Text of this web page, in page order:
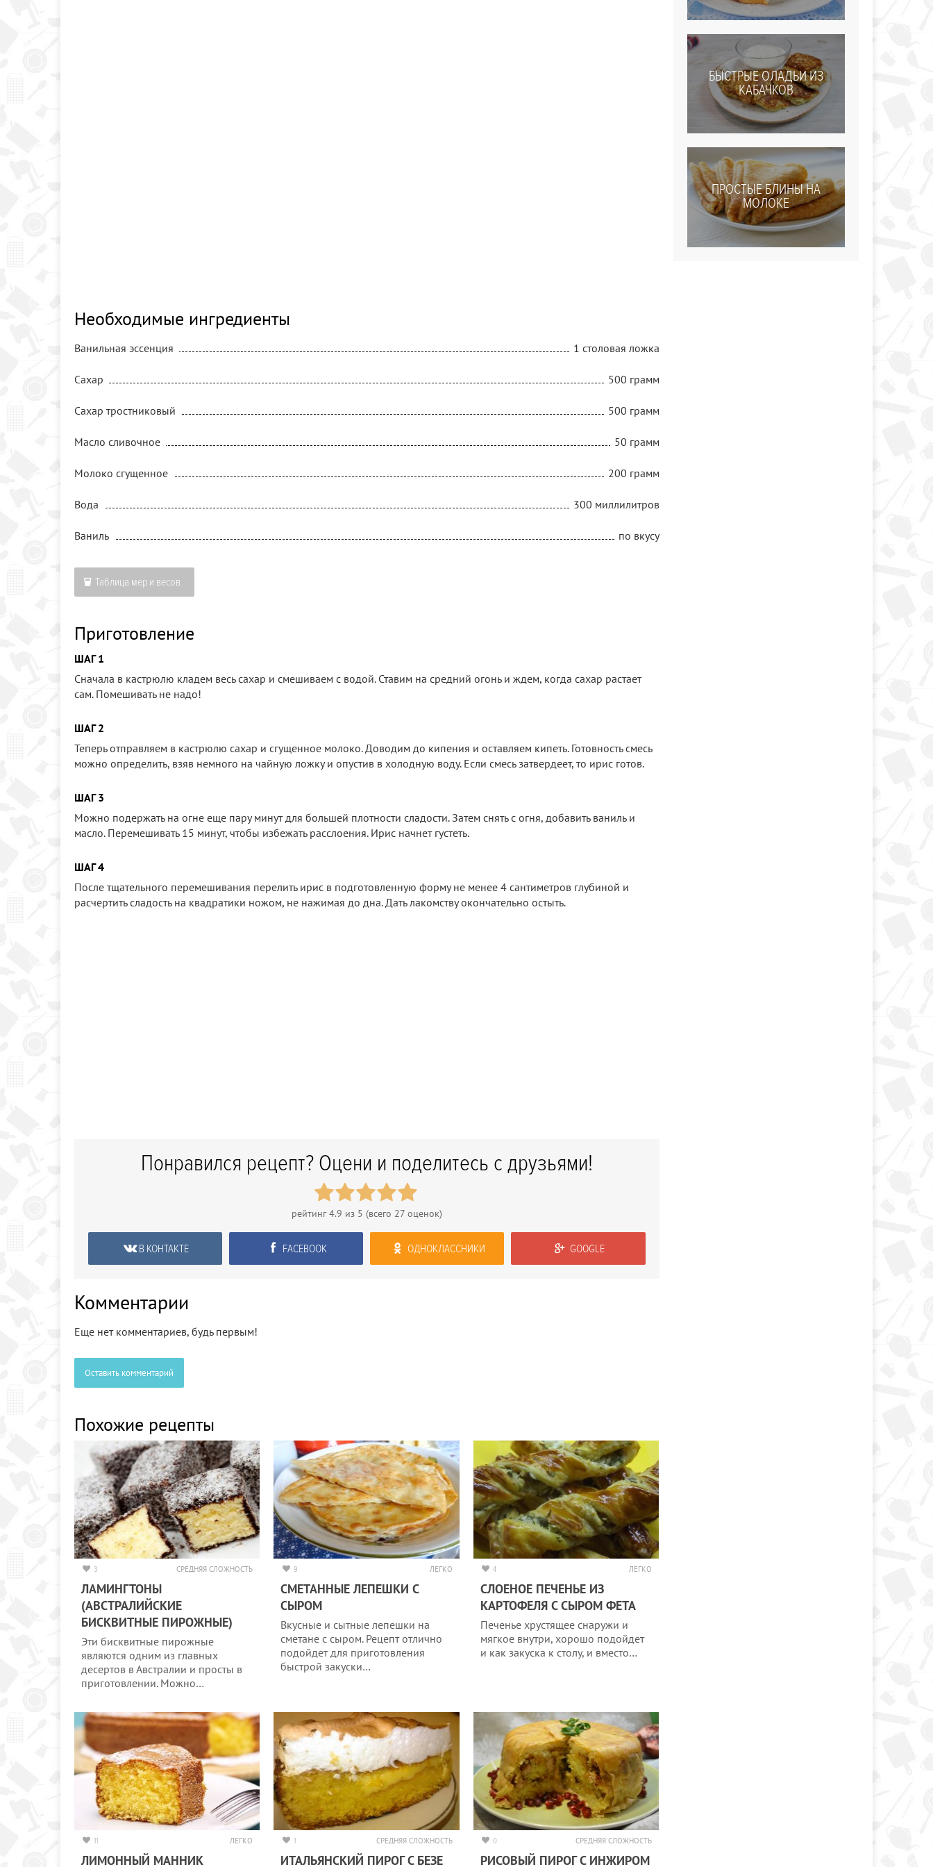
Необходимые ингредиенты
Ванильная эссенция 1 столовая ложка
Сахар 500 грамм
Сахар тростниковый 500 грамм
Масло сливочное 50 грамм
Молоко сгущенное 200 грамм
Вода 300 миллилитров
Ваниль по вкусу
Таблица мер и весов
Приготовление
ШАГ 1
Сначала в кастрюлю кладем весь сахар и смешиваем с водой. Ставим на средний огонь и ждем, когда сахар растает
сам. Помешивать не надо!
ШАГ 2
Теперь отправляем в кастрюлю сахар и сгущенное молоко. Доводим до кипения и оставляем кипеть. Готовность смесь
можно определить, взяв немного на чайную ложку и опустив в холодную воду. Если смесь затвердеет, то ирис готов.
ШАГ 3
Можно подержать на огне еще пару минут для большей плотности сладости. Затем снять с огня, добавить ваниль и
масло. Перемешивать 15 минут, чтобы избежать расслоения. Ирис начнет густеть.
ШАГ 4
После тщательного перемешивания перелить ирис в подготовленную форму не менее 4 сантиметров глубиной и
расчертить сладость на квадратики ножом, не нажимая до дна. Дать лакомству окончательно остыть.
Понравился рецепт? Оцени и поделитесь с друзьями!
рейтинг4.9 из 5 (всего 27оценок)
В КОНТАКТЕ FACEBOOK ОДНОКЛАССНИКИ GOOGLE
Комментарии
Еще нет комментариев, будь первым!
Оставить комментарий
Похожие рецепты
3 СРЕДНЯЯ СЛОЖНОСТЬ
ЛАМИНГТОНЫ
(АВСТРАЛИЙСКИЕ
БИСКВИТНЫЕ ПИРОЖНЫЕ)
Эти бисквитные пирожные
являются одним из главных
десертов в Австралии и просты в
приготовлении. Можно…
9 ЛЕГКО
СМЕТАННЫЕ ЛЕПЕШКИ С
СЫРОМ
Вкусные и сытные лепешки на
сметане с сыром. Рецепт отлично
подойдет для приготовления
быстрой закуски…
4 ЛЕГКО
СЛОЕНОЕ ПЕЧЕНЬЕ ИЗ
КАРТОФЕЛЯ С СЫРОМ ФЕТА
Печенье хрустящее снаружи и
мягкое внутри, хорошо подойдет
и как закуска к столу, и вместо…
11 ЛЕГКО
ЛИМОННЫЙ МАННИК
1 СРЕДНЯЯ СЛОЖНОСТЬ
ИТАЛЬЯНСКИЙ ПИРОГ С БЕЗЕ
0 СРЕДНЯЯ СЛОЖНОСТЬ
РИСОВЫЙ ПИРОГ С ИНЖИРОМ
БЫСТРЫЕ ОЛАДЬИ ИЗ
КАБАЧКОВ
ПРОСТЫЕ БЛИНЫ НА
МОЛОКЕ